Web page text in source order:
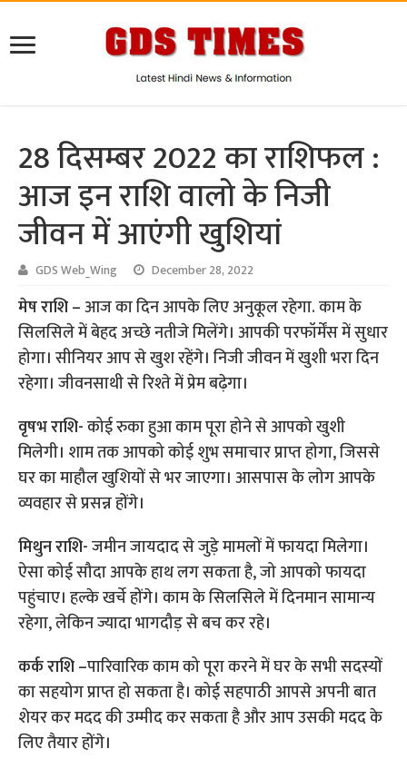
28 दिसम्बर 2022 का राशिफल :
आज इन राशि वालो के निजी
जीवन में आएंगी खुशियां
GDS Web_Wing December 28, 2022
मेष राशि –आज का दिन आपके लिए अनुकूल रहेगा. काम के
सिलसिले में बेहद अच्छे नतीजे मिलेंगे। आपकी परफॉर्मेंस में सुधार
होगा। सीनियर आप से खुश रहेंगे। निजी जीवन में खुशी भरा दिन
रहेगा। जीवनसाथी से रिश्ते में प्रेम बढ़ेगा।
वृषभ राशि-कोई रुका हुआ काम पूरा होने से आपको खुशी
मिलेगी। शाम तक आपको कोई शुभ समाचार प्राप्त होगा, जिससे
घर का माहौल खुशियों से भर जाएगा। आसपास के लोग आपके
व्यवहार से प्रसन्न होंगे।
मिथुन राशि-जमीन जायदाद से जुड़े मामलों में फायदा मिलेगा।
ऐसा कोई सौदा आपके हाथ लग सकता है, जो आपको फायदा
पहुंचाए। हल्के खर्चे होंगे। काम के सिलसिले में दिनमान सामान्य
रहेगा, लेकिन ज्यादा भागदौड़ से बच कर रहे।
कर्क राशि –पारिवारिक काम को पूरा करने में घर के सभी सदस्यों
का सहयोग प्राप्त हो सकता है। कोई सहपाठी आपसे अपनी बात
शेयर कर मदद की उम्मीद कर सकता है और आप उसकी मदद के
लिए तैयार होंगे।